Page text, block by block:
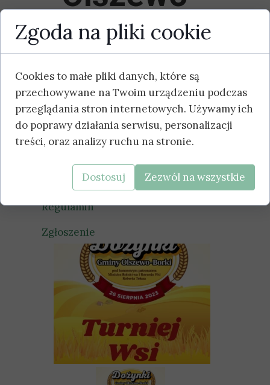
Borki 2023
Serdecznie zapraszamy wszystkie
sołectwa z terenu Gminy Olszewo -
Borki do udziału w Turnieju Wsi!
Turniej odbędzie się podczas
Dożynek Gminy Olszewo-Borki
26 sierpnia 2023! Szczegóły w
regulaminie!
Regulamin
Zgłoszenie
Zgoda na pliki cookie
Cookies to małe pliki danych, które są
przechowywane na Twoim urządzeniu podczas
przeglądania stron internetowych. Używamy ich
do poprawy działania serwisu, personalizacji
treści, oraz analizy ruchu na stronie.
Dostosuj Zezwól na wszystkie